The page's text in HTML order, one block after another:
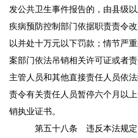
发公共卫生事件报告的，由县级
疾病预防控制部门依据职责责令
以并处十万元以下罚款；情节严
案部门依法吊销相关许可证或者
主管人员和其他直接责任人员依
责令有关责任人员暂停六个月以
销执业证书。
第五十八条 违反本法规定